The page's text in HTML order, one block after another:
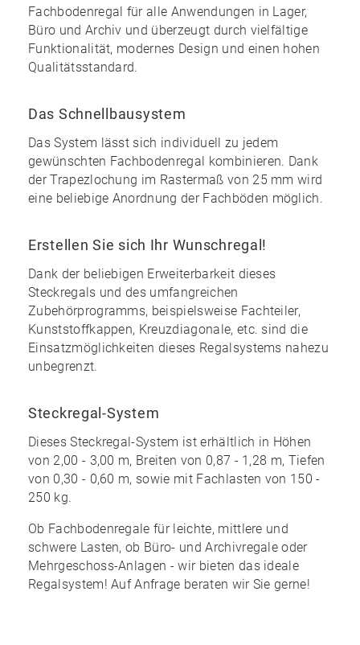
Fachbodenregal für alle Anwendungen in Lager,
Büro und Archiv und überzeugt durch vielfältige
Funktionalität, modernes Design und einen hohen
Qualitätsstandard.
Das Schnellbausystem
Das System lässt sich individuell zu jedem
gewünschten Fachbodenregal kombinieren. Dank
der Trapezlochung im Rastermaß von 25 mm wird
eine beliebige Anordnung der Fachböden möglich.
Erstellen Sie sich Ihr Wunschregal!
Dank der beliebigen Erweiterbarkeit dieses
Steckregals und des umfangreichen
Zubehörprogramms, beispielsweise Fachteiler,
Kunststoffkappen, Kreuzdiagonale, etc. sind die
Einsatzmöglichkeiten dieses Regalsystems nahezu
unbegrenzt.
Steckregal-System
Dieses Steckregal-System ist erhältlich in Höhen
von 2,00 - 3,00 m, Breiten von 0,87 - 1,28 m, Tiefen
von 0,30 - 0,60 m, sowie mit Fachlasten von 150 -
250 kg.
Ob Fachbodenregale für leichte, mittlere und
schwere Lasten, ob Büro- und Archivregale oder
Mehrgeschoss-Anlagen - wir bieten das ideale
Regalsystem! Auf Anfrage beraten wir Sie gerne!